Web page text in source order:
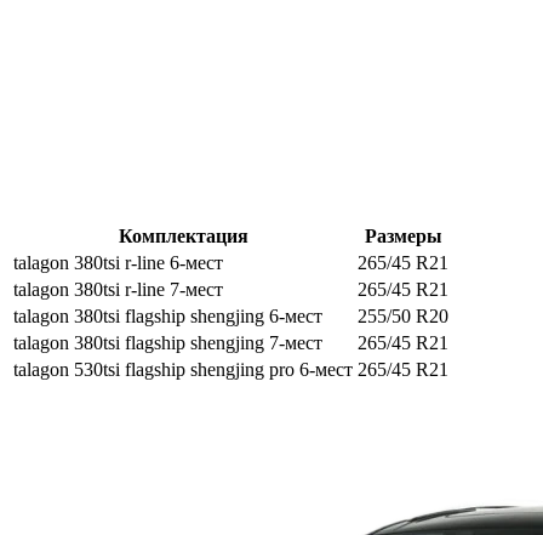
Комплектация
Размеры
talagon 380tsi r-line 6-мест
265/45 R21
talagon 380tsi r-line 7-мест
265/45 R21
talagon 380tsi flagship shengjing 6-мест
255/50 R20
talagon 380tsi flagship shengjing 7-мест
265/45 R21
talagon 530tsi flagship shengjing pro 6-мест 265/45 R21